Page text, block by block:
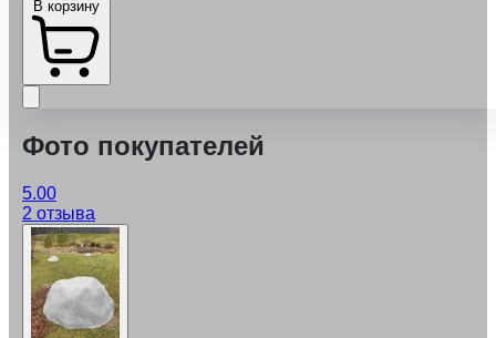
Фото покупателей
5.00
2 отзыва